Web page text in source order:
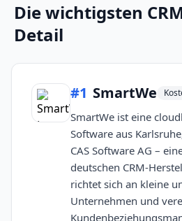
Die wichtigsten
Detail
#1 SmartWe
SmartWe ist eine
Software aus
CAS Software AG –
deutschen CRM-
richtet sich an kleine
Unternehmen und